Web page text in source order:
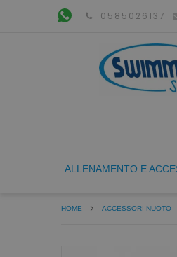
0585026137
ALLENAMENTO E
HOME ACCESSORI NUOTO